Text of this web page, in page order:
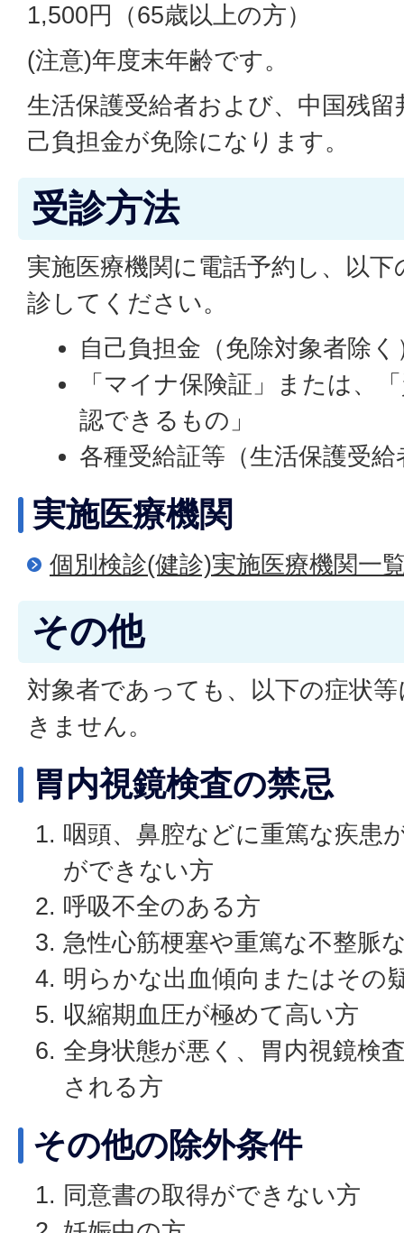
1,500円（65歳以上の方）
(注意)年度末年齢です。
生活保護受給者および、中国残
己負担金が免除になります。
受診方法
実施医療機関に電話予約し、以
診してください。
自己負担金（免除対象者除く
「マイナ保険証」または、
認できるもの」
各種受給証等（生活保護受給
実施医療機関
個別検診(健診)実施医療機関一
その他
対象者であっても、以下の症状
きません。
胃内視鏡検査の禁忌
咽頭、鼻腔などに重篤な疾患
ができない方
呼吸不全のある方
急性心筋梗塞や重篤な不整脈
明らかな出血傾向またはその
収縮期血圧が極めて高い方
全身状態が悪く、胃内視鏡検
される方
その他の除外条件
同意書の取得ができない方